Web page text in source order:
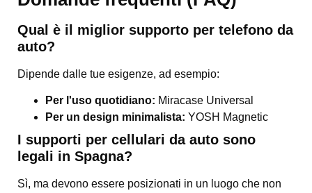
Qual è il miglior supporto per telefono da
auto?
Dipende dalle tue esigenze, ad esempio:
Per l'uso quotidiano: Miracase Universal
Per un design minimalista: YOSH Magnetic
I supporti per cellulari da auto sono
legali in Spagna?
Sì, ma devono essere posizionati in un luogo che non